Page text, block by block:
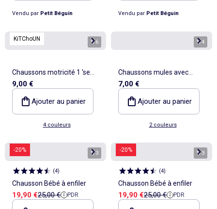
Vendu par Petit Béguin Vendu par Petit Béguin
KiTChoUN 1/6
Chaussons motricité 1 'se
retourner' - Kitchoun
9,00 €
Ajouter au panier
4 couleurs
1/4
Chaussons mules avec
brides de maintien
7,00 €
Ajouter au panier
2 couleurs
-20% 1/3
(4)
Chausson Bébé à enfiler
Prix de vente
19,90 €Prix de référence
25,00 € PDR
-20% 1/3
(4)
Chausson Bébé à enfiler
Prix de vente
19,90 €Prix de référence
25,00 € PDR